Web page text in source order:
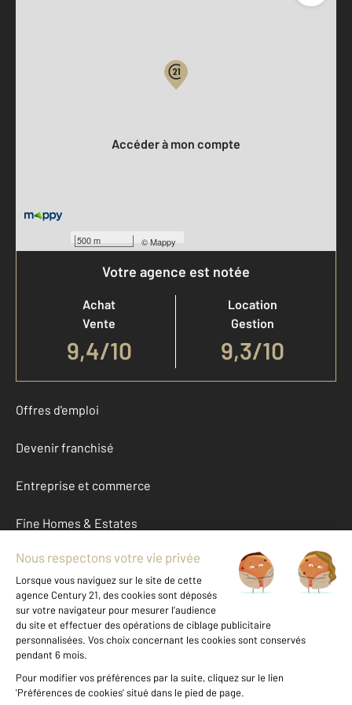
500 m ©Mappy
Accéder à mon compte
Votre agence est notée
Achat
Vente
9,4/10
Location
Gestion
9,3/10
Offres d'emploi
Devenir franchisé
Entreprise et commerce
Fine Homes & Estates
À propos
International
Nous contacter